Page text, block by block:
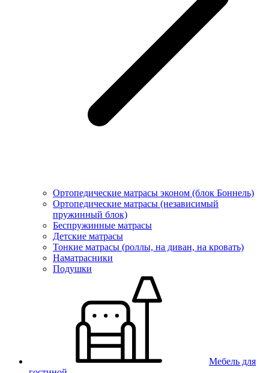
Ортопедические матрасы эконом (блок Боннель)
Ортопедические матрасы (независимый
пружинный блок)
Беcпружинные матрасы
Детские матрасы
Тонкие матрасы (роллы, на диван, на кровать)
Наматрасники
Подушки
Мебель для